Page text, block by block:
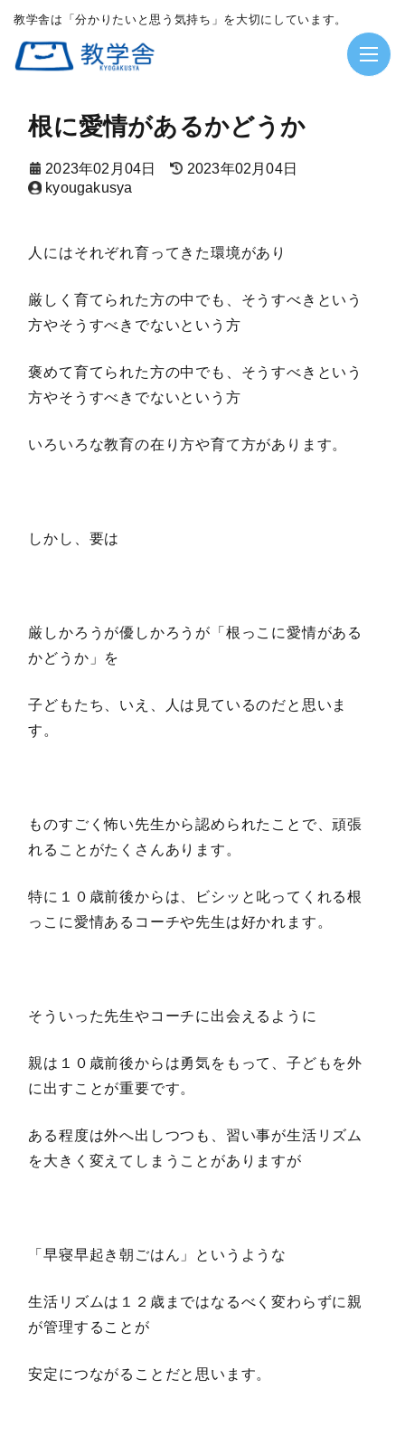
教学舎は「分かりたいと思う気持ち」を大切にしています。
根に愛情があるかどうか
2023年02月04日
2023年02月04日
kyougakusya
人にはそれぞれ育ってきた環境があり
厳しく育てられた方の中でも、そうすべきという
方やそうすべきでないという方
褒めて育てられた方の中でも、そうすべきという
方やそうすべきでないという方
いろいろな教育の在り方や育て方があります。
しかし、要は
厳しかろうが優しかろうが「根っこに愛情がある
かどうか」を
子どもたち、いえ、人は見ているのだと思いま
す。
ものすごく怖い先生から認められたことで、頑張
れることがたくさんあります。
特に１０歳前後からは、ビシッと叱ってくれる根
っこに愛情あるコーチや先生は好かれます。
そういった先生やコーチに出会えるように
親は１０歳前後からは勇気をもって、子どもを外
に出すことが重要です。
ある程度は外へ出しつつも、習い事が生活リズム
を大きく変えてしまうことがありますが
「早寝早起き朝ごはん」というような
生活リズムは１２歳まではなるべく変わらずに親
が管理することが
安定につながることだと思います。